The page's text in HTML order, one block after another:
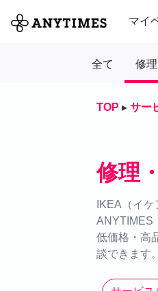
マイ
全て 修
TOP ▸ サー
修理
IKEA（イ
ANYTIMES
低価格・高
談できます